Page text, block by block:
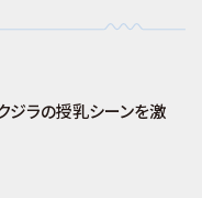
ジラの授乳シーンを激